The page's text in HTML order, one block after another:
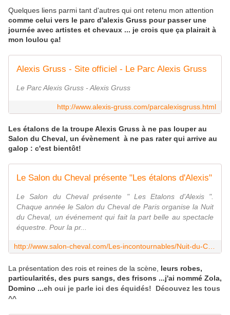
Quelques liens parmi tant d'autres qui ont retenu mon attention
comme celui vers le parc d'alexis Gruss pour passer une
journée avec artistes et chevaux ... je crois que ça plairait à
mon loulou ça!
Alexis Gruss - Site officiel - Le Parc Alexis Gruss
Le Parc Alexis Gruss - Alexis Gruss
http://www.alexis-gruss.com/parcalexisgruss.html
Les étalons de la troupe Alexis Gruss à ne pas louper au
Salon du Cheval, un évènement à ne pas rater qui arrive au
galop : c'est bientôt!
Le Salon du Cheval présente "Les étalons d'Alexis"
Le Salon du Cheval présente " Les Etalons d'Alexis ".
Chaque année le Salon du Cheval de Paris organise la Nuit
du Cheval, un événement qui fait la part belle au spectacle
équestre. Pour la pr...
La présentation des rois et reines de la scène, leurs robes,
particularités, des purs sangs, des frisons ...j'ai nommé Zola,
Domino ...eh oui je parle ici des équidés! Découvez les tous
^^